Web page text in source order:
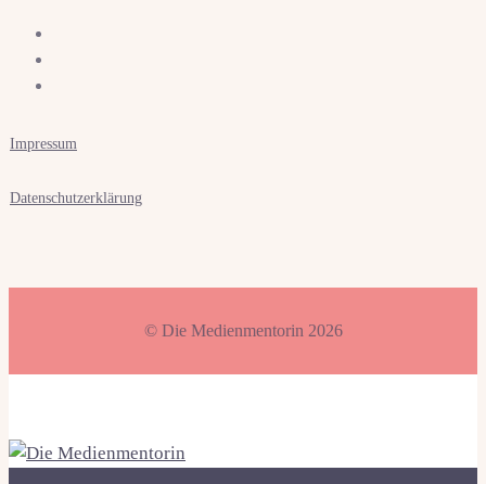
Impressum
Datenschutz­erklärung
© Die Medienmentorin 2026